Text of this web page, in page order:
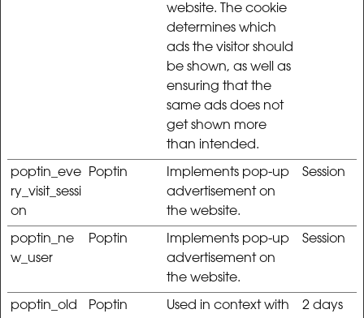
website. The cookie
determines which
ads the visitor should
be shown, as well as
ensuring that the
same ads does not
get shown more
than intended.
poptin_eve
ry_visit_sessi
on
Poptin
Implements pop-up
advertisement on
the website.
Session
poptin_ne
w_user
Poptin
Implements pop-up
advertisement on
the website.
Session
poptin_old
Poptin
Used in context with
2 days